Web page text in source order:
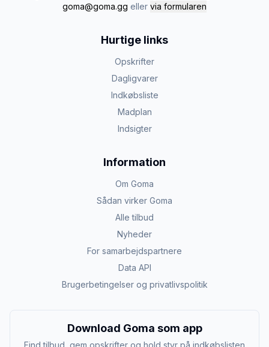
goma@goma.gg eller via formularen
Hurtige links
Opskrifter
Dagligvarer
Indkøbsliste
Madplan
Indsigter
Information
Om Goma
Sådan virker Goma
Alle tilbud
Nyheder
For samarbejdspartnere
Data API
Brugerbetingelser og privatlivspolitik
Download Goma som app
Find tilbud, gem opskrifter og hold styr på indkøbslisten